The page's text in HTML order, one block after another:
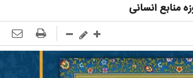
منابع انسانی